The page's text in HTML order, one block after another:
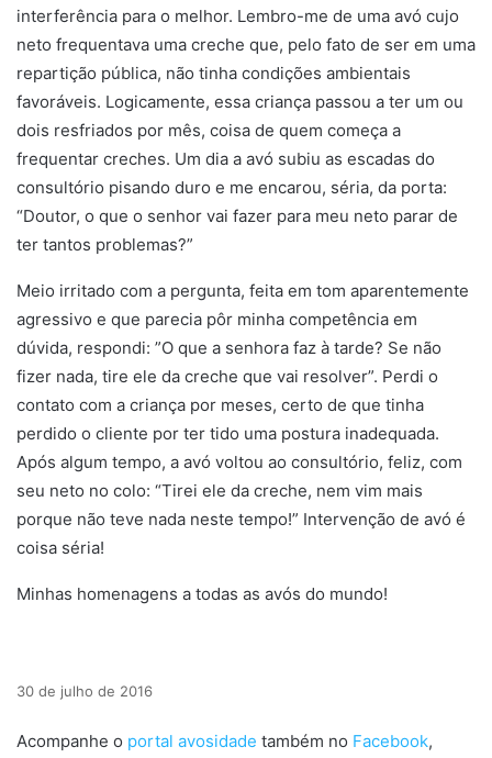
interferência para o melhor. Lembro-me de uma avó cujo
neto frequentava uma creche que, pelo fato de ser em uma
repartição pública, não tinha condições ambientais
favoráveis. Logicamente, essa criança passou a ter um ou
dois resfriados por mês, coisa de quem começa a
frequentar creches. Um dia a avó subiu as escadas do
consultório pisando duro e me encarou, séria, da porta:
“Doutor, o que o senhor vai fazer para meu neto parar de
ter tantos problemas?”
Meio irritado com a pergunta, feita em tom aparentemente
agressivo e que parecia pôr minha competência em
dúvida, respondi: ”O que a senhora faz à tarde? Se não
fizer nada, tire ele da creche que vai resolver”. Perdi o
contato com a criança por meses, certo de que tinha
perdido o cliente por ter tido uma postura inadequada.
Após algum tempo, a avó voltou ao consultório, feliz, com
seu neto no colo: “Tirei ele da creche, nem vim mais
porque não teve nada neste tempo!” Intervenção de avó é
coisa séria!
Minhas homenagens a todas as avós do mundo!
30 de julho de 2016
Acompanhe o portal avosidade também no Facebook,